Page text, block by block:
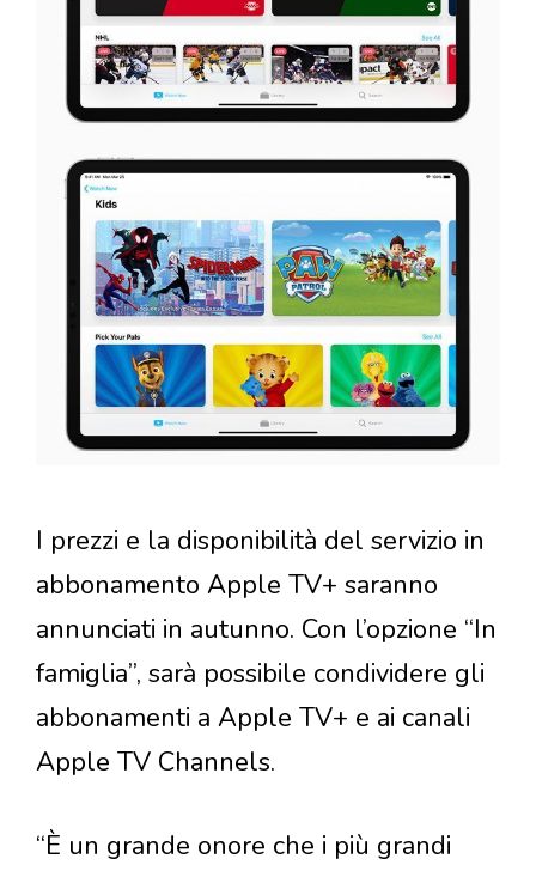
I prezzi e la disponibilità del servizio in
abbonamento Apple TV+ saranno
annunciati in autunno. Con l’opzione “In
famiglia”, sarà possibile condividere gli
abbonamenti a Apple TV+ e ai canali
Apple TV Channels.
“È un grande onore che i più grandi